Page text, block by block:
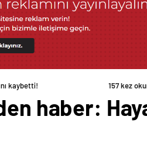
kaybetti! 157 kez
haber: